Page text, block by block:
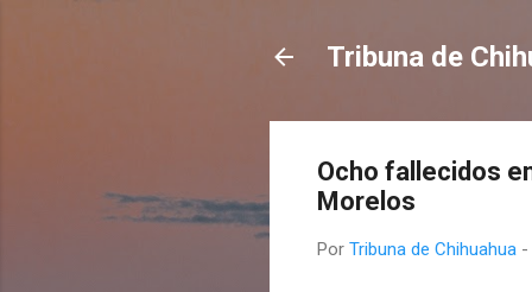
Tribuna de
Ocho fallecidos
Morelos
Por Tribuna de Chihuahua -